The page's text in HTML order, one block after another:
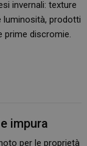
invernali: texture
luminosità, prodotti
prime discromie.
impura
per le proprietà